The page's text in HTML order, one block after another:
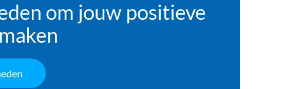
om jouw positieve